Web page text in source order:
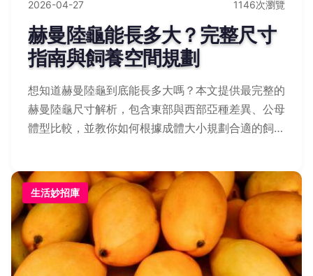
2026-04-27 1146次瀏覽
赫曼陸龜能長多大？完整尺寸
指南與飼養空間規劃
想知道赫曼陸龜到底能長多大嗎？本文提供最完整的
赫曼陸龜尺寸解析，包含東部與西部亞種差異、公母
體型比較，並教你如何根據成體大小規劃合適的飼養
生活妙招庫